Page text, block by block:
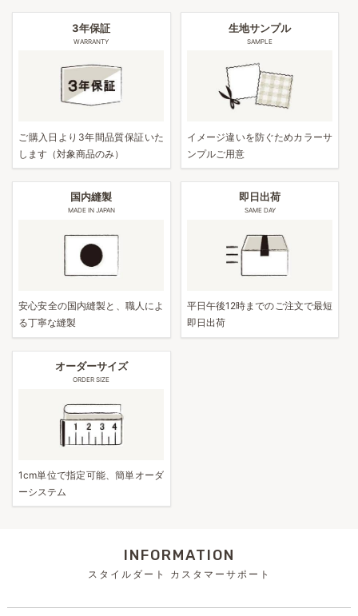
3年保証
WARRANTY
ご購入日より3年間品質保証いた
します（対象商品のみ）
生地サンプル
SAMPLE
イメージ違いを防ぐためカラーサ
ンプルご用意
国内縫製
MADE IN JAPAN
安心安全の国内縫製と、職人によ
る丁寧な縫製
即日出荷
SAME DAY
平日午後12時までのご注文で最短
即日出荷
オーダーサイズ
ORDER SIZE
1cm単位で指定可能、簡単オーダ
ーシステム
INFORMATION
スタイルダート カスタマーサポート